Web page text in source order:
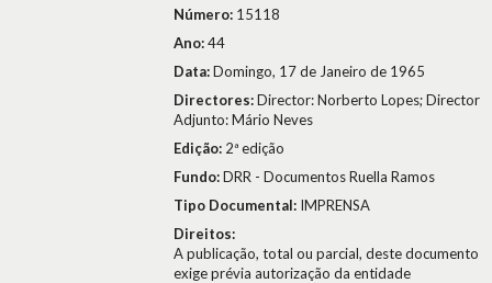
Número: 15118
Ano:44
Data:Domingo, 17 de Janeiro de 1965
Directores:Director: Norberto Lopes; Director
Adjunto: Mário Neves
Edição: 2ª edição
Fundo:DRR - Documentos Ruella Ramos
Tipo Documental: IMPRENSA
Direitos:
A publicação, total ou parcial, deste documento
exige prévia autorização da entidade